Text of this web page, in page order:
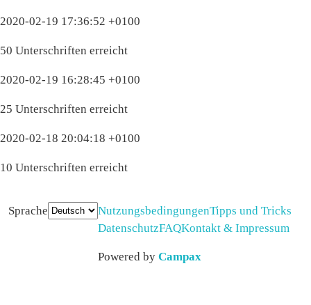
2020-02-19 17:36:52 +0100
50 Unterschriften erreicht
2020-02-19 16:28:45 +0100
25 Unterschriften erreicht
2020-02-18 20:04:18 +0100
10 Unterschriften erreicht
Sprache NutzungsbedingungenTipps und Tricks
DatenschutzFAQKontakt & Impressum
Powered by Campax